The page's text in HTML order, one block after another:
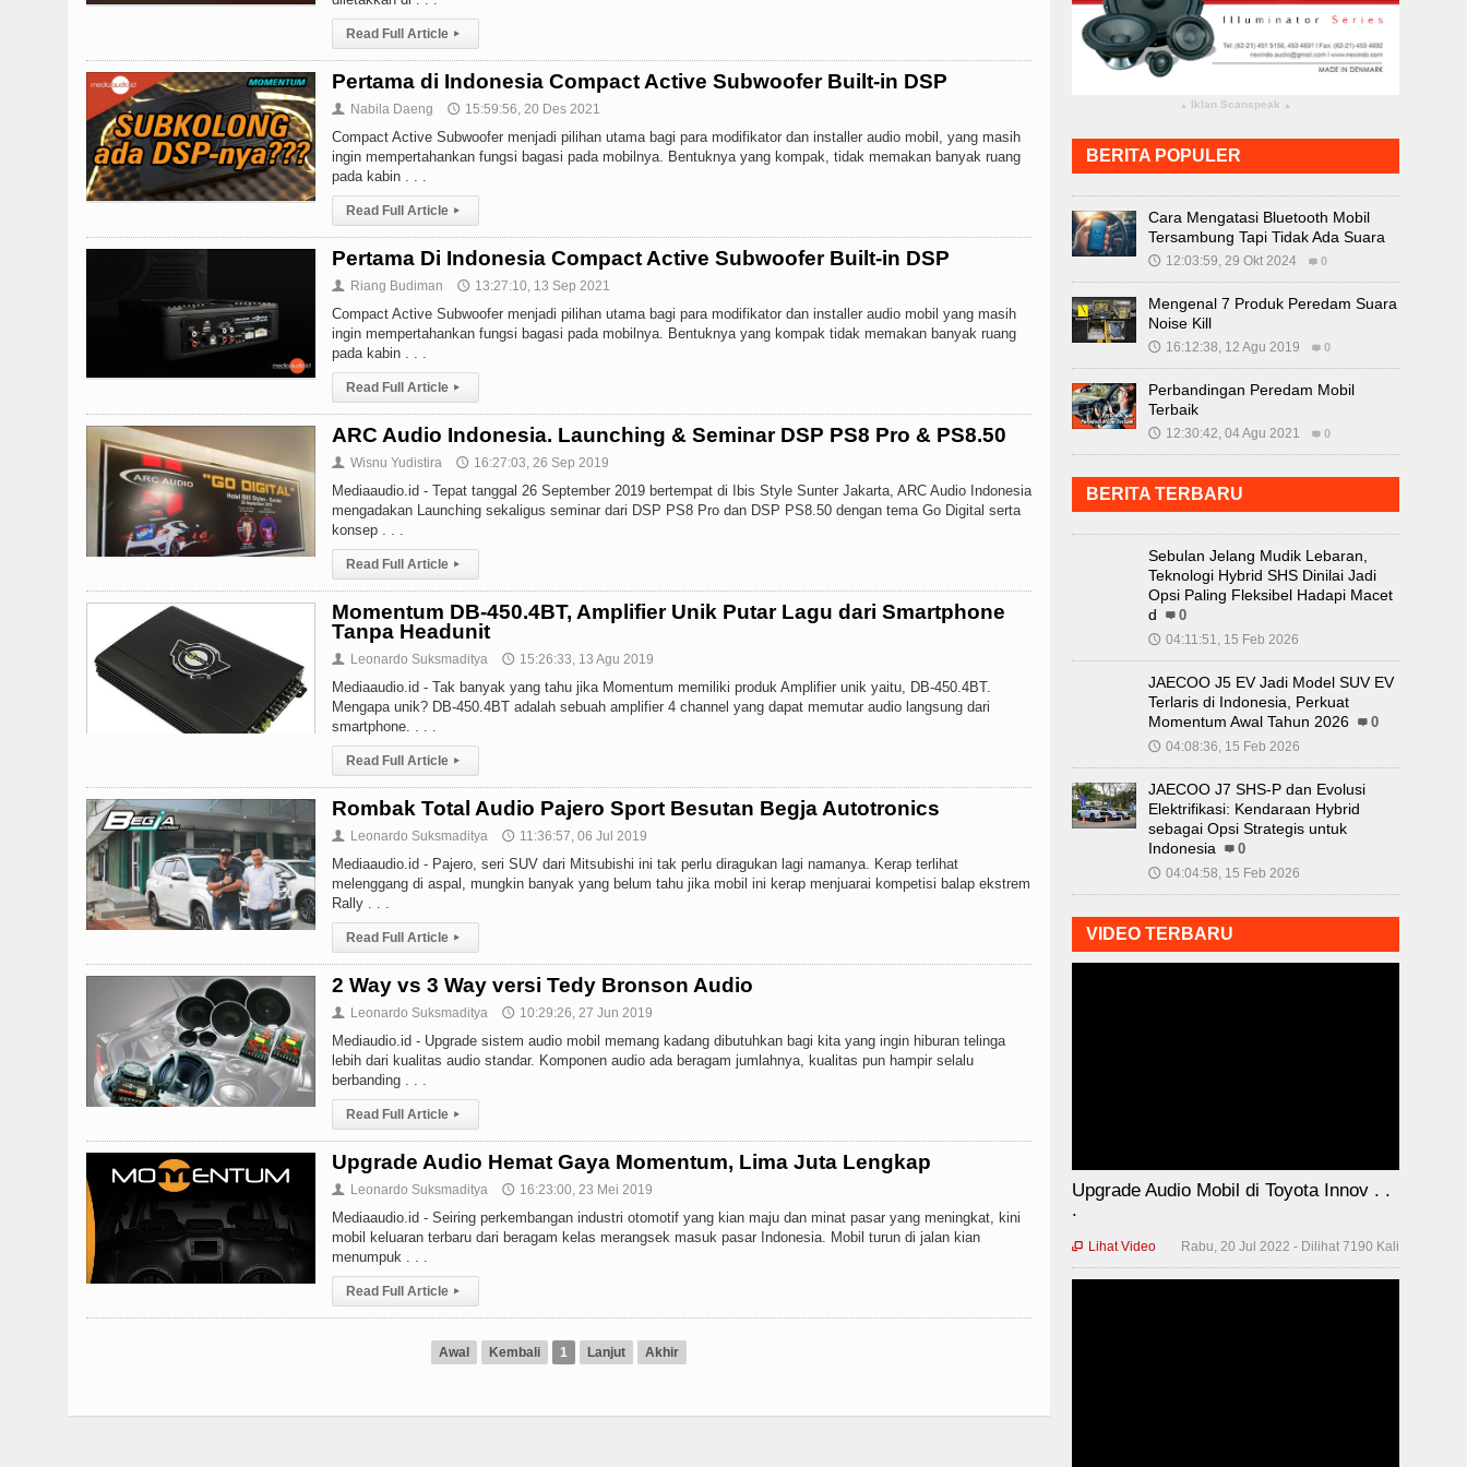
Read Full Article ▸
Pertama di Indonesia Compact Active Subwoofer Built-in DSP
👤 Nabila Daeng 🕔 15:59:56, 20 Des 2021
Compact Active Subwoofer menjadi pilihan utama bagi para modifikator dan installer audio mobil, yang masih
ingin mempertahankan fungsi bagasi pada mobilnya. Bentuknya yang kompak, tidak memakan banyak ruang
pada kabin . . .
Read Full Article ▸
Pertama Di Indonesia Compact Active Subwoofer Built-in DSP
👤 Riang Budiman 🕔 13:27:10, 13 Sep 2021
Compact Active Subwoofer menjadi pilihan utama bagi para modifikator dan installer audio mobil yang masih
ingin mempertahankan fungsi bagasi pada mobilnya. Bentuknya yang kompak tidak memakan banyak ruang
pada kabin . . .
Read Full Article ▸
ARC Audio Indonesia. Launching & Seminar DSP PS8 Pro & PS8.50
👤 Wisnu Yudistira 🕔 16:27:03, 26 Sep 2019
Mediaaudio.id - Tepat tanggal 26 September 2019 bertempat di Ibis Style Sunter Jakarta, ARC Audio Indonesia
mengadakan Launching sekaligus seminar dari DSP PS8 Pro dan DSP PS8.50 dengan tema Go Digital serta
konsep . . .
Read Full Article ▸
Momentum DB-450.4BT, Amplifier Unik Putar Lagu dari Smartphone
Tanpa Headunit
👤 Leonardo Suksmaditya 🕔 15:26:33, 13 Agu 2019
Mediaaudio.id - Tak banyak yang tahu jika Momentum memiliki produk Amplifier unik yaitu, DB-450.4BT.
Mengapa unik? DB-450.4BT adalah sebuah amplifier 4 channel yang dapat memutar audio langsung dari
smartphone. . . .
Read Full Article ▸
Rombak Total Audio Pajero Sport Besutan Begja Autotronics
👤 Leonardo Suksmaditya 🕔 11:36:57, 06 Jul 2019
Mediaaudio.id - Pajero, seri SUV dari Mitsubishi ini tak perlu diragukan lagi namanya. Kerap terlihat
melenggang di aspal, mungkin banyak yang belum tahu jika mobil ini kerap menjuarai kompetisi balap ekstrem
Rally . . .
Read Full Article ▸
2 Way vs 3 Way versi Tedy Bronson Audio
👤 Leonardo Suksmaditya 🕔 10:29:26, 27 Jun 2019
Mediaudio.id - Upgrade sistem audio mobil memang kadang dibutuhkan bagi kita yang ingin hiburan telinga
lebih dari kualitas audio standar. Komponen audio ada beragam jumlahnya, kualitas pun hampir selalu
berbanding . . .
Read Full Article ▸
Upgrade Audio Hemat Gaya Momentum, Lima Juta Lengkap
👤 Leonardo Suksmaditya 🕔 16:23:00, 23 Mei 2019
Mediaaudio.id - Seiring perkembangan industri otomotif yang kian maju dan minat pasar yang meningkat, kini
mobil keluaran terbaru dari beragam kelas merangsek masuk pasar Indonesia. Mobil turun di jalan kian
menumpuk . . .
Read Full Article ▸
Awal Kembali 1 Lanjut Akhir
▴ Iklan Scanspeak ▴
BERITA POPULER
Cara Mengatasi Bluetooth Mobil
Tersambung Tapi Tidak Ada Suara
🕔 12:03:59, 29 Okt 2024 0
Mengenal 7 Produk Peredam Suara
Noise Kill
🕔 16:12:38, 12 Agu 2019 0
Perbandingan Peredam Mobil
Terbaik
🕔 12:30:42, 04 Agu 2021 0
BERITA TERBARU
Sebulan Jelang Mudik Lebaran,
Teknologi Hybrid SHS Dinilai Jadi
Opsi Paling Fleksibel Hadapi Macet
d
0
🕔 04:11:51, 15 Feb 2026
JAECOO J5 EV Jadi Model SUV EV
Terlaris di Indonesia, Perkuat
Momentum Awal Tahun 2026
0
🕔 04:08:36, 15 Feb 2026
JAECOO J7 SHS-P dan Evolusi
Elektrifikasi: Kendaraan Hybrid
sebagai Opsi Strategis untuk
Indonesia
0
🕔 04:04:58, 15 Feb 2026
VIDEO TERBARU
Upgrade Audio Mobil di Toyota Innov . .
.
Rabu, 20 Jul 2022 - Dilihat 7190 Kali
 Lihat Video